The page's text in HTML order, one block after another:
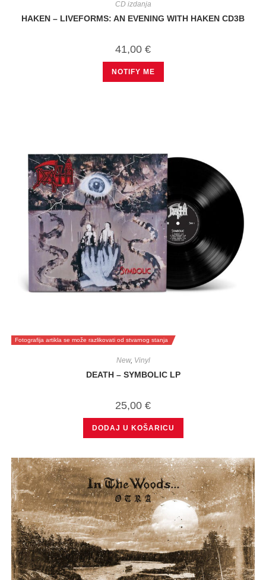
CD izdanja
HAKEN – LIVEFORMS: AN EVENING WITH HAKEN CD3B
41,00 €
NOTIFY ME
Fotografija artikla se može razlikovati od stvarnog stanja
New, Vinyl
DEATH – SYMBOLIC LP
25,00 €
DODAJ U KOŠARICU